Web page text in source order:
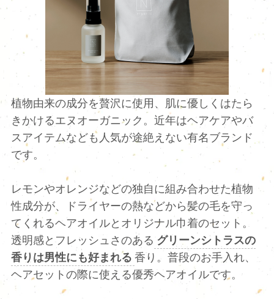
植物由来の成分を贅沢に使用、肌に優しくはたら
きかけるエヌオーガニック。近年はヘアケアやバ
スアイテムなども人気が途絶えない有名ブランド
です。
レモンやオレンジなどの独自に組み合わせた植物
性成分が、ドライヤーの熱などから髪の毛を守っ
てくれるヘアオイルとオリジナル巾着のセット。
透明感とフレッシュさのある グリーンシトラスの
香りは男性にも好まれる 香り。普段のお手入れ、
ヘアセットの際に使える優秀ヘアオイルです。